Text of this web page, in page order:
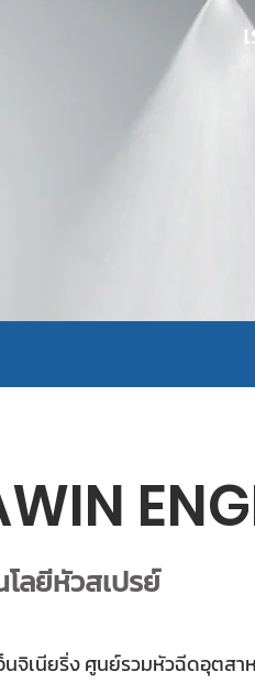
โลยีหัวสเปรย์
นจิเนียริ่ง ศูนย์รวมหัวฉีดอุตสา